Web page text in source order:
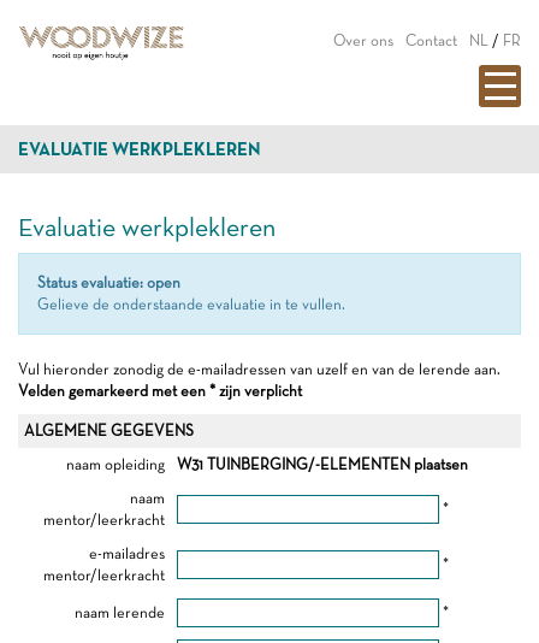
Over ons Contact NL / FR
EVALUATIE WERKPLEKLEREN
Evaluatie werkplekleren
Status evaluatie: open
Gelieve de onderstaande evaluatie in te vullen.
Vul hieronder zonodig de e-mailadressen van uzelf en van de lerende aan.
Velden gemarkeerd met een * zijn verplicht
ALGEMENE GEGEVENS
naam opleiding
W31 TUINBERGING/-ELEMENTEN plaatsen
naam
mentor/leerkracht
*
e-mailadres
mentor/leerkracht
*
naam lerende *